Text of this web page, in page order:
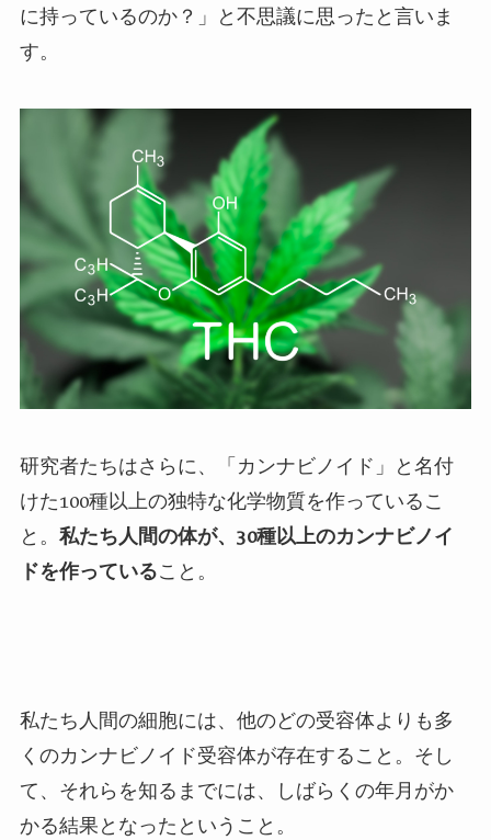
に持っているのか？」と不思議に思ったと言いま
す。
研究者たちはさらに、「カンナビノイド」と名付
けた100種以上の独特な化学物質を作っているこ
と。 私たち人間の体が、30種以上のカンナビノイ
ドを作っていること。
私たち人間の細胞には、他のどの受容体よりも多
くのカンナビノイド受容体が存在すること。そし
て、それらを知るまでには、しばらくの年月がか
かる結果となったということ。